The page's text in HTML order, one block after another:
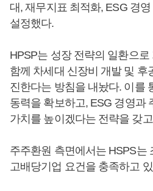
대, 재무지표 최적화, ESG 경
설정했다.
HPSP는 성장 전략의 일환으
함께 차세대 신장비 개발 및 후
진한다는 방침을 내놨다. 이를
동력을 확보하고, ESG 경영과
가치를 높이겠다는 전략을 갖
주주환원 측면에서는 HSPS는
고배당기업 요건을 충족하고